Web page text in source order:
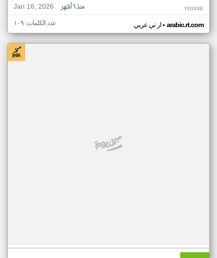
Jan 16, 2026
منذ ٦ أشهر YD16SE
ار تي عربي• arabic.rt.com عدد الكلمات: ١٠٩